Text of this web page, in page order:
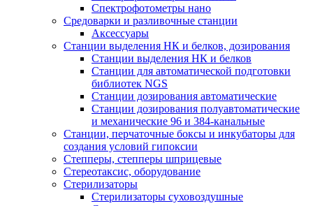
Спектрофотометры нано
Средоварки и разливочные станции
Аксессуары
Станции выделения НК и белков, дозирования
Станции выделения НК и белков
Станции для автоматической подготовки
библиотек NGS
Станции дозирования автоматические
Станции дозирования полуавтоматические
и механические 96 и 384-канальные
Станции, перчаточные боксы и инкубаторы для
создания условий гипоксии
Степперы, степперы шприцевые
Стереотаксис, оборудование
Стерилизаторы
Стерилизаторы суховоздушные